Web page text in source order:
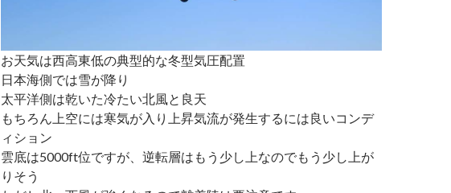
お天気は西高東低の典型的な冬型気圧配置
日本海側では雪が降り
太平洋側は乾いた冷たい北風と良天
もちろん上空には寒気が入り上昇気流が発生するには良いコンデ
ィション
雲底は5000ft位ですが、逆転層はもう少し上なのでもう少し上が
りそう